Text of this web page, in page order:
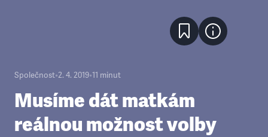
Společnost•2. 4. 2019•11 minut
Musíme dát matkám
reálnou možnost volby